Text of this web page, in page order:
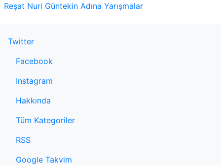
Reşat Nuri Güntekin Adına Yarışmalar
Twitter
Facebook
Instagram
Hakkında
Tüm Kategoriler
RSS
Google Takvim